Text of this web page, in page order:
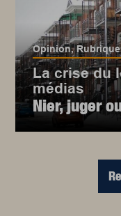
Opinion,
La crise du
médias
Nier, juger